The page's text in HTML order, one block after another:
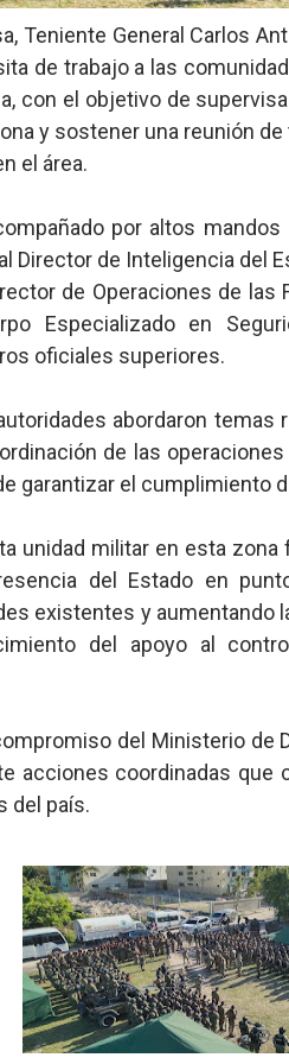
a los que se forman como
“Compromiso
de la prensa y Obispado
de Cultura anuncia ganadores
dirigentes sindicales de las
Teniente General Carlos
de trabajo a las
con el objetivo de
y sostener una reunión
el área.
por altos
Director de Inteligencia del
de Operaciones de las
Especializado en
oficiales superiores.
abordaron
de las
garantizar el cumplimiento
unidad militar en esta
del Estado en
existentes y aumentando
del apoyo al
del Ministerio de
acciones coordinadas
del país.